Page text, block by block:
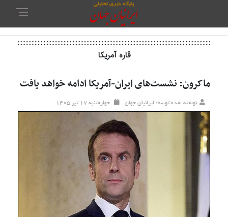
قاره آمریکا
ماکرون: نشست‌های ایران-آمریکا ادامه خواهد یافت
نوشته شده توسط: ایرانیان جهان چهارشنبه ۱۷ تير ۱۴۰۵